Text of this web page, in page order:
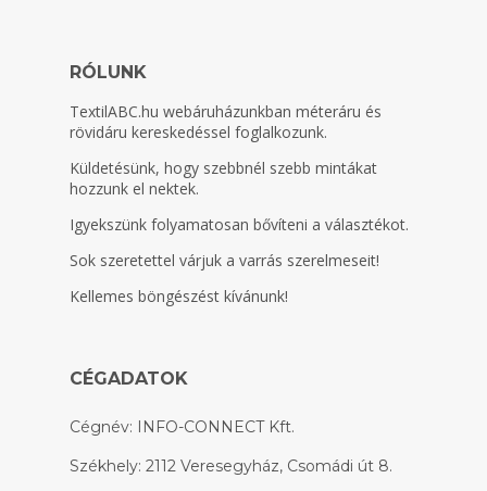
RÓLUNK
TextilABC.hu webáruházunkban méteráru és
rövidáru kereskedéssel foglalkozunk.
Küldetésünk, hogy szebbnél szebb mintákat
hozzunk el nektek.
Igyekszünk folyamatosan bővíteni a választékot.
Sok szeretettel várjuk a varrás szerelmeseit!
Kellemes böngészést kívánunk!
CÉGADATOK
Cégnév: INFO-CONNECT Kft.
Székhely: 2112 Veresegyház, Csomádi út 8.